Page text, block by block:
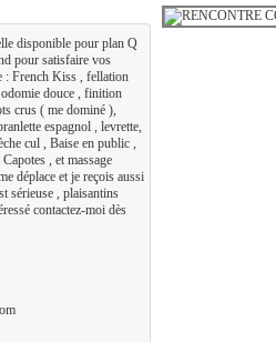
disponible pour plan Q
pour satisfaire vos
: French Kiss , fellation
douce , finition
crus ( me dominé ),
espagnol , levrette,
cul , Baise en public ,
, et massage
déplace et je reçois aussi
sérieuse , plaisantins
contactez-moi dès